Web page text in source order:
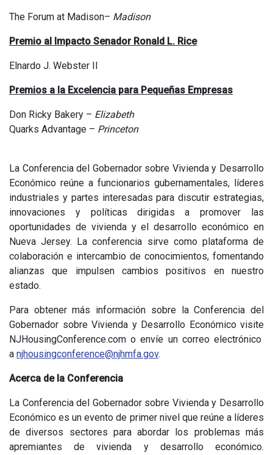
The Forum at Madison– Madison
Premio al Impacto Senador Ronald L. Rice
Elnardo J. Webster II
Premios a la Excelencia para Pequeñas Empresas
Don Ricky Bakery – Elizabeth
Quarks Advantage – Princeton
La Conferencia del Gobernador sobre Vivienda y Desarrollo
Económico reúne a funcionarios gubernamentales, líderes
industriales y partes interesadas para discutir estrategias,
innovaciones y políticas dirigidas a promover las
oportunidades de vivienda y el desarrollo económico en
Nueva Jersey. La conferencia sirve como plataforma de
colaboración e intercambio de conocimientos, fomentando
alianzas que impulsen cambios positivos en nuestro
estado.
Para obtener más información sobre la Conferencia del
Gobernador sobre Vivienda y Desarrollo Económico visite
NJHousingConference.com o envíe un correo electrónico
a njhousingconference@njhmfa.gov.
Acerca de la Conferencia
La Conferencia del Gobernador sobre Vivienda y Desarrollo
Económico es un evento de primer nivel que reúne a líderes
de diversos sectores para abordar los problemas más
apremiantes de vivienda y desarrollo económico.